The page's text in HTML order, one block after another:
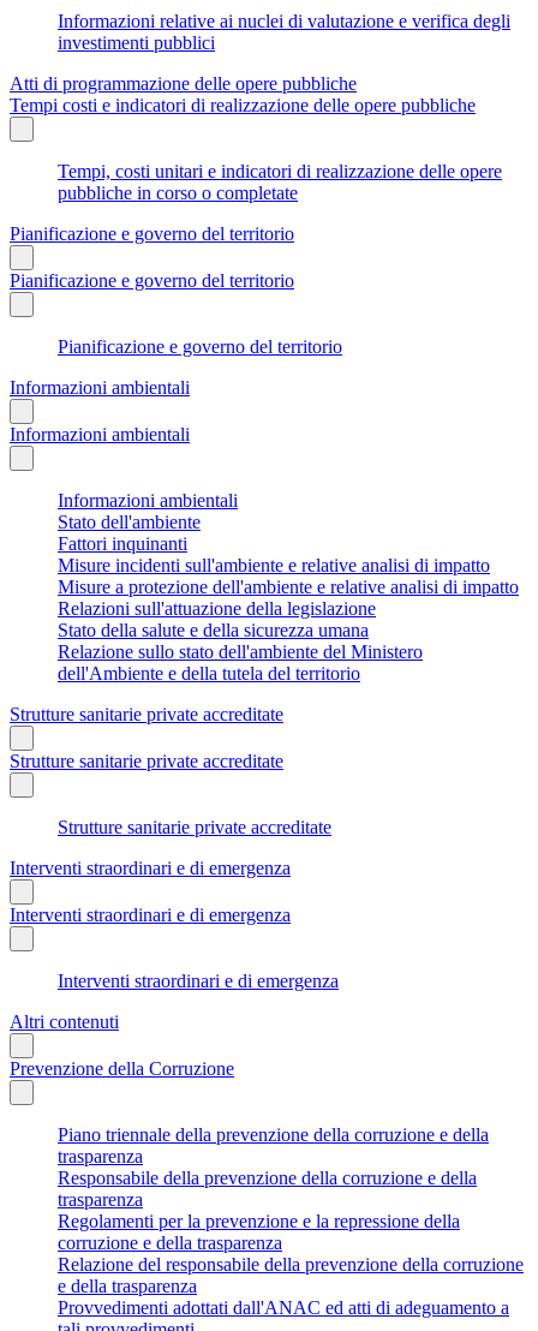
Informazioni relative ai nuclei di valutazione e verifica degli
investimenti pubblici
Atti di programmazione delle opere pubbliche
Tempi costi e indicatori di realizzazione delle opere pubbliche
Tempi, costi unitari e indicatori di realizzazione delle opere
pubbliche in corso o completate
Pianificazione e governo del territorio
Pianificazione e governo del territorio
Pianificazione e governo del territorio
Informazioni ambientali
Informazioni ambientali
Informazioni ambientali
Stato dell'ambiente
Fattori inquinanti
Misure incidenti sull'ambiente e relative analisi di impatto
Misure a protezione dell'ambiente e relative analisi di impatto
Relazioni sull'attuazione della legislazione
Stato della salute e della sicurezza umana
Relazione sullo stato dell'ambiente del Ministero
dell'Ambiente e della tutela del territorio
Strutture sanitarie private accreditate
Strutture sanitarie private accreditate
Strutture sanitarie private accreditate
Interventi straordinari e di emergenza
Interventi straordinari e di emergenza
Interventi straordinari e di emergenza
Altri contenuti
Prevenzione della Corruzione
Piano triennale della prevenzione della corruzione e della
trasparenza
Responsabile della prevenzione della corruzione e della
trasparenza
Regolamenti per la prevenzione e la repressione della
corruzione e della trasparenza
Relazione del responsabile della prevenzione della corruzione
e della trasparenza
Provvedimenti adottati dall'ANAC ed atti di adeguamento a